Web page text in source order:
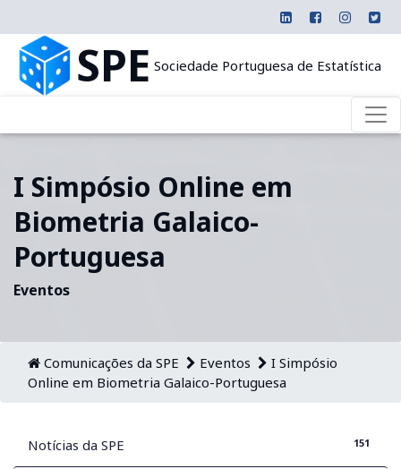
SPE Sociedade Portuguesa de Estatística
I Simpósio Online em
Biometria Galaico-
Portuguesa
Eventos
Comunicações da SPE Eventos
I Simpósio
Online em Biometria Galaico-Portuguesa
Notícias da SPE 151